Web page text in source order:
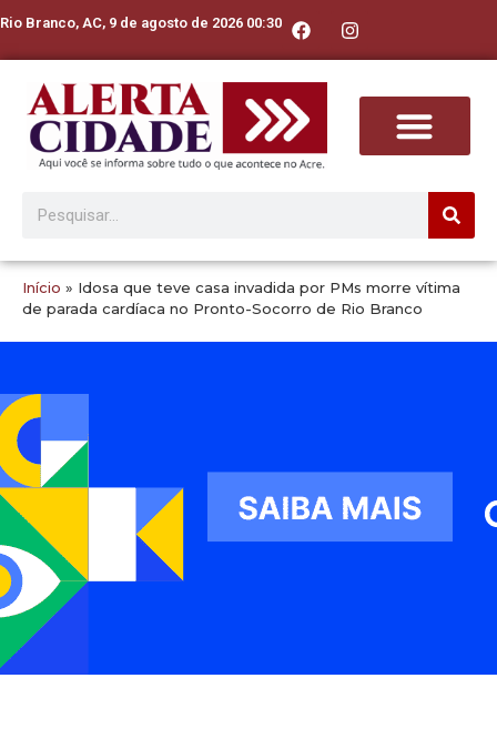
Rio Branco, AC, 9 de agosto de 2026 00:30
Início » Idosa que teve casa invadida por PMs morre vítima
de parada cardíaca no Pronto-Socorro de Rio Branco